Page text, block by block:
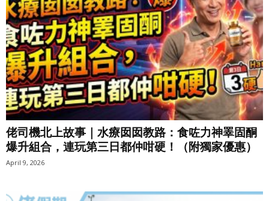
佬司機北上故事｜水療囡囡教路：食咗力神睪固酮
爆升組合，連玩第三日都仲咁硬！（附獨家優惠）
April 9, 2026